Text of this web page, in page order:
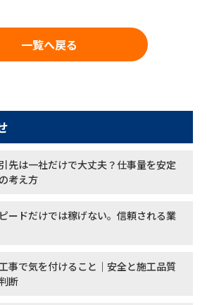
一覧へ戻る
先は一社だけで大丈夫？仕事量を安定
考え方
ードだけでは稼げない。信頼される業
事で気を付けること｜安全と施工品質
断